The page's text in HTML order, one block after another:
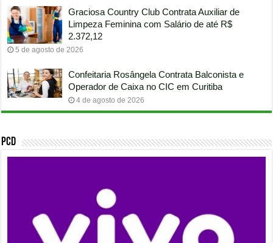
Graciosa Country Club Contrata Auxiliar de
Limpeza Feminina com Salário de até R$
2.372,12
5 de agosto de 2026
Confeitaria Rosângela Contrata Balconista e
Operador de Caixa no CIC em Curitiba
4 de agosto de 2026
PCD